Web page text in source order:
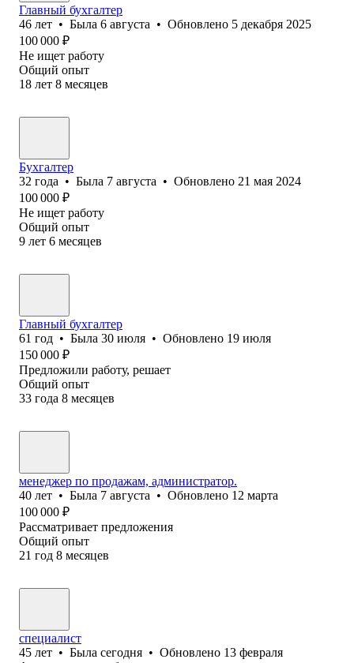
Главный бухгалтер
46 лет • Была 6 августа • Обновлено 5 декабря 2025
100 000 ₽
Не ищет работу
Общий опыт
18 лет 8 месяцев
Бухгалтер
32 года • Была 7 августа • Обновлено 21 мая 2024
100 000 ₽
Не ищет работу
Общий опыт
9 лет 6 месяцев
Главный бухгалтер
61 год • Была 30 июля • Обновлено 19 июля
150 000 ₽
Предложили работу, решает
Общий опыт
33 года 8 месяцев
менеджер по продажам, администратор.
40 лет • Была 7 августа • Обновлено 12 марта
100 000 ₽
Рассматривает предложения
Общий опыт
21 год 8 месяцев
специалист
45 лет • Была сегодня • Обновлено 13 февраля